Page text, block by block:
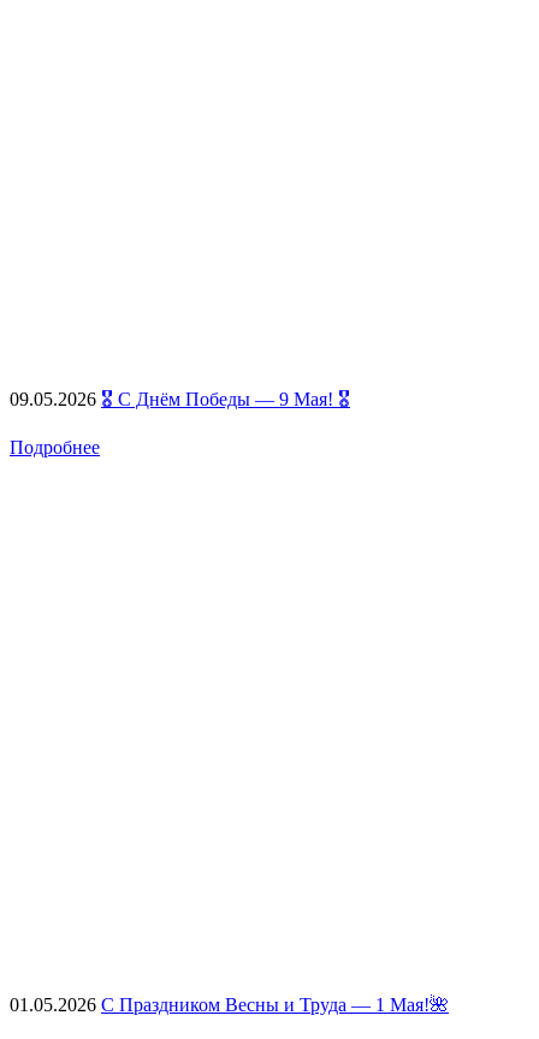
09.05.2026 🎖️ С Днём Победы — 9 Мая! 🎖️
Подробнее
01.05.2026 С Праздником Весны и Труда — 1 Мая!🌺